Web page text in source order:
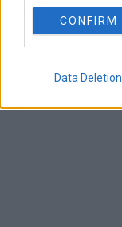
CONFIRM
Data Deletion